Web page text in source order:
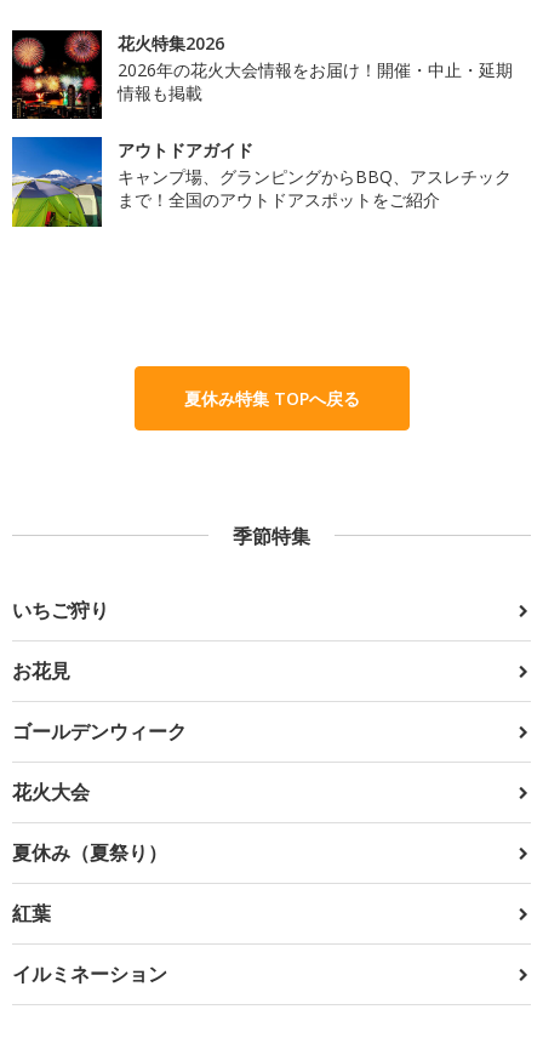
花火特集2026
2026年の花火大会情報をお届け！開催・中止・延期
情報も掲載
アウトドアガイド
キャンプ場、グランピングからBBQ、アスレチック
まで！全国のアウトドアスポットをご紹介
夏休み特集 TOPへ戻る
季節特集
いちご狩り
お花見
ゴールデンウィーク
花火大会
夏休み（夏祭り）
紅葉
イルミネーション